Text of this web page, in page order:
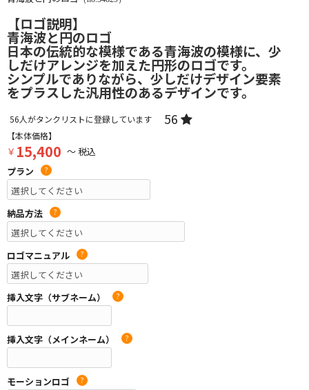
【ロゴ説明】
青海波と円のロゴ
日本の伝統的な模様である青海波の模様に、少
しだけアレンジを加えた円形のロゴです。
シンプルでありながら、少しだけデザイン要素
をプラスした汎用性のあるデザインです。
56人がタンクリストに登録しています 56
【本体価格】
￥ 15,400 ～ 税込
プラン
?
納品方法 ?
ロゴマニュアル ?
挿入文字（サブネーム） ?
挿入文字（メインネーム） ?
モーションロゴ ?